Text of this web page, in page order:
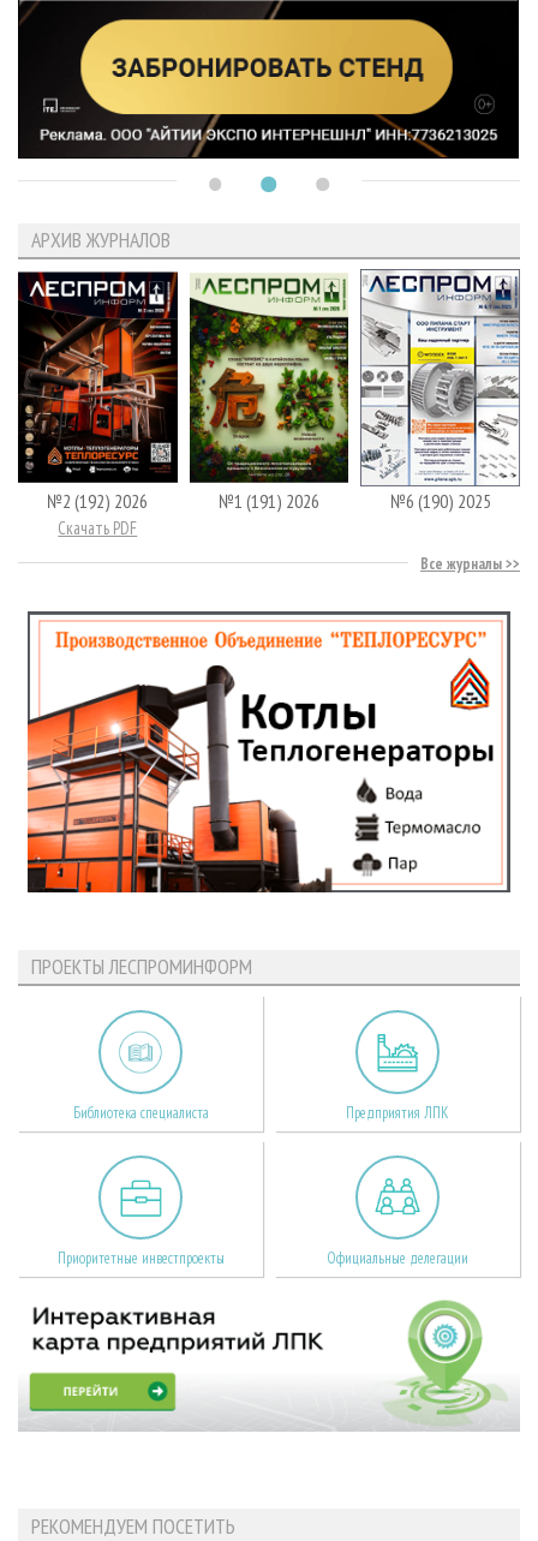
АРХИВ ЖУРНАЛОВ
№2 (192) 2026
Скачать PDF
№1 (191) 2026 №6 (190) 2025
Все журналы
ПРОЕКТЫ ЛЕСПРОМИНФОРМ
Библиотека специалиста Предприятия ЛПК
Приоритетные инвестпроекты Официальные делегации
РЕКОМЕНДУЕМ ПОСЕТИТЬ